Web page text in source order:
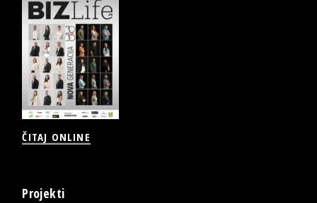
ČITAJ ONLINE
Projekti